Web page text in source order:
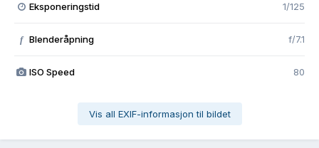
Eksponeringstid 1/125
f Blenderåpning f/7.1
ISO Speed 80
Vis all EXIF-informasjon til bildet